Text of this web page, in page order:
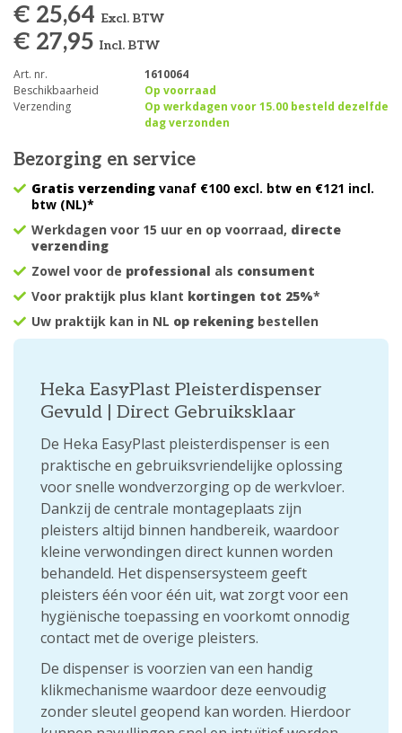
€ 25,64 Excl. BTW
€ 27,95 Incl. BTW
Art. nr.
1610064
Beschikbaarheid
Op voorraad
Verzending
Op werkdagen voor 15.00 besteld dezelfde
dag verzonden
Bezorging en service
Gratis verzending vanaf €100 excl. btw en €121 incl.
btw (NL)*
Werkdagen voor 15 uur en op voorraad, directe
verzending
Zowel voor de professional als consument
Voor praktijk plus klant kortingen tot 25%*
Uw praktijk kan in NL op rekening bestellen
Heka EasyPlast Pleisterdispenser
Gevuld | Direct Gebruiksklaar
De Heka EasyPlast pleisterdispenser is een
praktische en gebruiksvriendelijke oplossing
voor snelle wondverzorging op de werkvloer.
Dankzij de centrale montageplaats zijn
pleisters altijd binnen handbereik, waardoor
kleine verwondingen direct kunnen worden
behandeld. Het dispensersysteem geeft
pleisters één voor één uit, wat zorgt voor een
hygiënische toepassing en voorkomt onnodig
contact met de overige pleisters.
De dispenser is voorzien van een handig
klikmechanisme waardoor deze eenvoudig
zonder sleutel geopend kan worden. Hierdoor